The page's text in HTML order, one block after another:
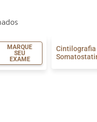
MARQUE
SEU
EXAME
Cintilografia